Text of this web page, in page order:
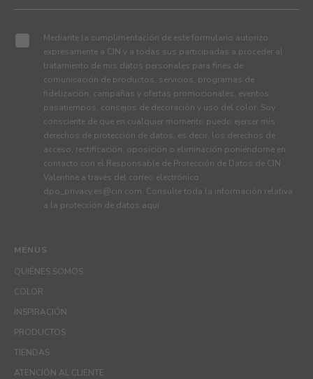
MENUS
QUIÉNES SOMOS
COLOR
INSPIRACIÓN
PRODUCTOS
TIENDAS
ATENCIÓN AL CLIENTE
Mediante la cumplimentación de este formulario autorizo
expresamente a CIN y a todas sus participadas a proceder al
tratamiento de mis datos personales para fines de
comunicación de productos, servicios, programas de
fidelización, campañas y ofertas promocionales, eventos,
pasatiempos, consejos de decoración y uso del color. Soy
consciente de que en cualquier momento puedo ejercer mis
derechos de protección de datos, es decir, los derechos de
acceso, rectificación, oposición o eliminación poniéndome en
contacto con el Responsable de Protección de Datos de CIN
Valentine a través del correo electrónico
dpo_privacy.es@cin.com. Consulte toda la información relativa
a la protección de datos aquí.